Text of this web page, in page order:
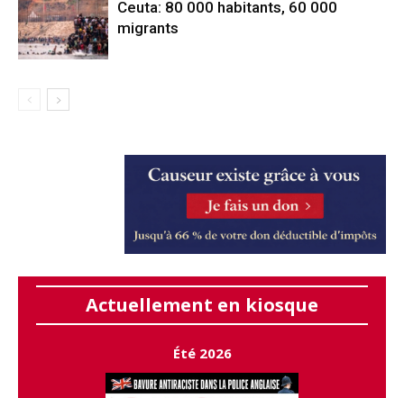
Ceuta: 80 000 habitants, 60 000
migrants
Actuellement en kiosque
Été 2026